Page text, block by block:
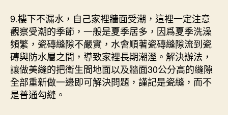
9.樓下不漏水，自己家裡牆面受潮，這裡一定注意
觀察受潮的季節，一般是夏季居多，因爲夏季洗澡
頻繁，瓷磚縫隙不嚴實，水會順著瓷磚縫隙流到瓷
磚與防水層之間，導致家裡長期潮溼。解決辦法，
讓做美縫的把衛生間地面以及牆面30公分高的縫隙
全部重新做一邊即可解決問題，謹記是瓷縫，而不
是普通勾縫。